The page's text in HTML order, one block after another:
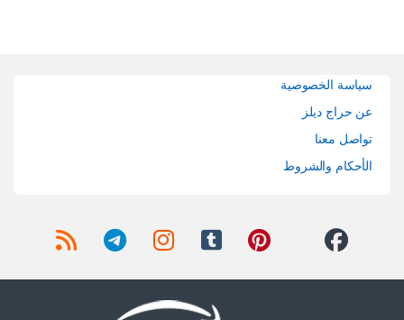
سياسة الخصوصية
عن حراج ديلز
تواصل معنا
الأحكام والشروط